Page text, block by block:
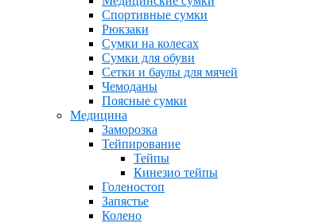
Спортивные сумки
Рюкзаки
Сумки на колесах
Сумки для обуви
Сетки и баулы для мячей
Чемоданы
Поясные сумки
Медицина
Заморозка
Тейпирование
Тейпы
Кинезио тейпы
Голеностоп
Запястье
Колено